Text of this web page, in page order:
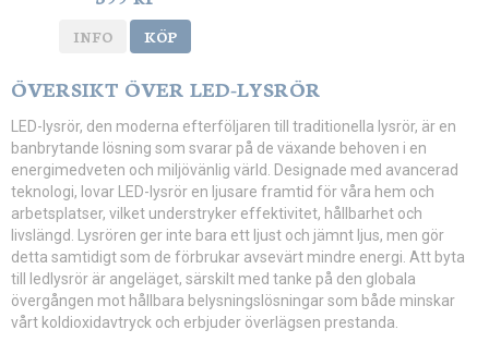
INFO KÖP
ÖVERSIKT ÖVER LED-LYSRÖR
LED-lysrör, den moderna efterföljaren till traditionella lysrör, är en
banbrytande lösning som svarar på de växande behoven i en
energimedveten och miljövänlig värld. Designade med avancerad
teknologi, lovar LED-lysrör en ljusare framtid för våra hem och
arbetsplatser, vilket understryker effektivitet, hållbarhet och
livslängd. Lysrören ger inte bara ett ljust och jämnt ljus, men gör
detta samtidigt som de förbrukar avsevärt mindre energi. Att byta
till ledlysrör är angeläget, särskilt med tanke på den globala
övergången mot hållbara belysningslösningar som både minskar
vårt koldioxidavtryck och erbjuder överlägsen prestanda.